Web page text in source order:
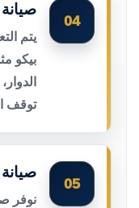
04
يتم
بيكو
توقف
05
نوفر